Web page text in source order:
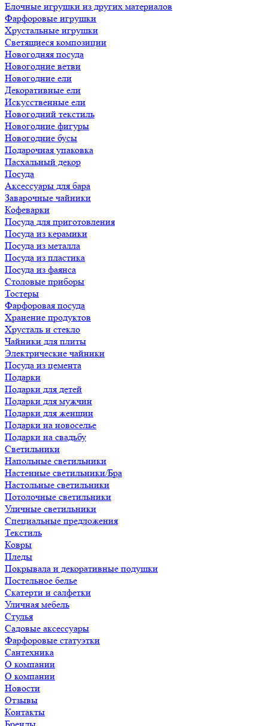
Елочные игрушки из других материалов
Фарфоровые игрушки
Хрустальные игрушки
Светящиеся композиции
Новогодняя посуда
Новогодние ветви
Новогодние ели
Декоративные ели
Искусственные ели
Новогодний текстиль
Новогодние фигуры
Новогодние бусы
Подарочная упаковка
Пасхальный декор
Посуда
Аксессуары для бара
Заварочные чайники
Кофеварки
Посуда для приготовления
Посуда из керамики
Посуда из металла
Посуда из пластика
Посуда из фаянса
Столовые приборы
Тостеры
Фарфоровая посуда
Хранение продуктов
Хрусталь и стекло
Чайники для плиты
Электрические чайники
Посуда из цемента
Подарки
Подарки для детей
Подарки для мужчин
Подарки для женщин
Подарки на новоселье
Подарки на свадьбу
Светильники
Напольные светильники
Настенные светильники/Бра
Настольные светильники
Потолочные светильники
Уличные светильники
Специальные предложения
Текстиль
Ковры
Пледы
Покрывала и декоративные подушки
Постельное белье
Скатерти и салфетки
Уличная мебель
Стулья
Садовые аксессуары
Фарфоровые статуэтки
Сантехника
О компании
О компании
Новости
Отзывы
Контакты